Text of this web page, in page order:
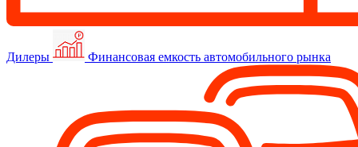
Дилеры Финансовая емкость автомобильного рынка